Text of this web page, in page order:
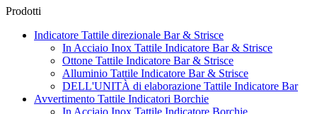
Prodotti
Indicatore Tattile direzionale Bar & Strisce
In Acciaio Inox Tattile Indicatore Bar & Strisce
Ottone Tattile Indicatore Bar & Strisce
Alluminio Tattile Indicatore Bar & Strisce
DELL'UNITÀ di elaborazione Tattile Indicatore Bar
Avvertimento Tattile Indicatori Borchie